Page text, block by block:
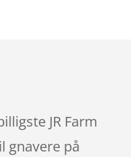
JR Farm
gnavere på